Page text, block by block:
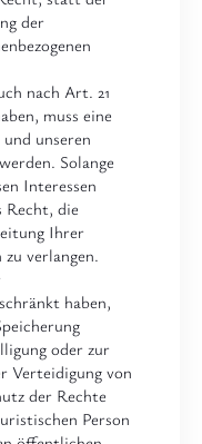
der
nach Art. 21
muss eine
unseren
Solange
Interessen
Recht, die
Ihrer
verlangen.
haben,
oder zur
Verteidigung von
der Rechte
Person